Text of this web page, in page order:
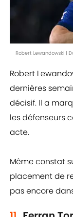
Robert Lewandowski |
Robert
dernières
décisif. Il a
les défenseurs
acte.
Même constat
placement de
pas encore